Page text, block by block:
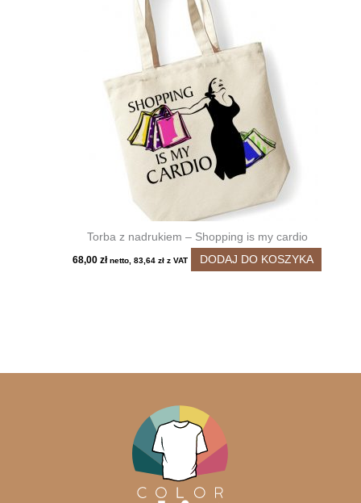
Torba z nadrukiem – Shopping is my cardio
68,00zł netto,83,64zł z VAT DODAJ DO KOSZYKA